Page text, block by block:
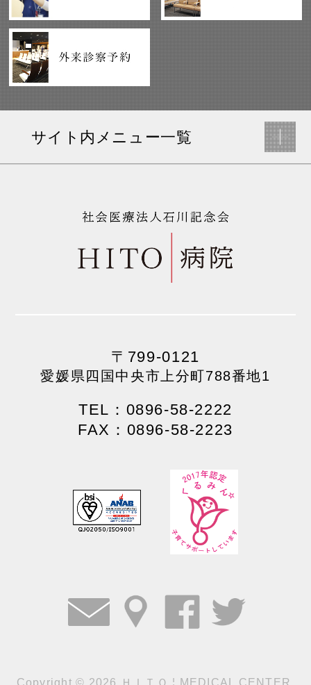
サイト内メニュー一覧
〒799-0121
愛媛県四国中央市上分町788番地1
TEL：0896-58-2222
FAX：0896-58-2223
Copyright© 2026 ＨＩＴＯ ¦ MEDICAL CENTER.